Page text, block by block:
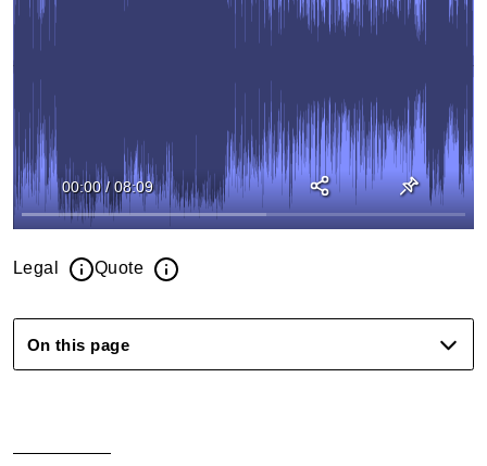
00:00 / 08:09
Legal Quote
On this page